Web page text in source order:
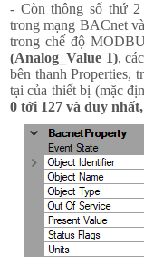
- Còn thông số thứ
trong mạng BACnet
trong chế độ
(Analog_Value 1),
bên thanh Properties,
tại của thiết bị (mặc
0 tới 127 và duy